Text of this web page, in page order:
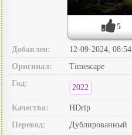
5
Добавлен:
12-09-2024, 08:54
Оригинал:
Timescape
Год:
2022
Качество:
HDrip
Перевод:
Дублированный